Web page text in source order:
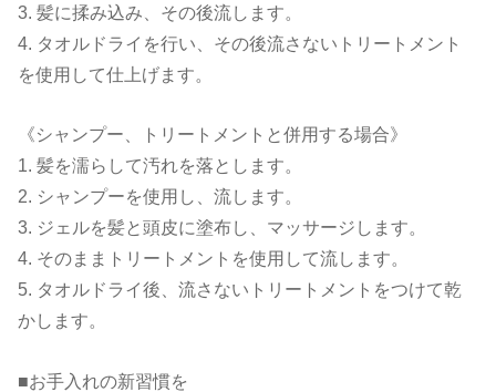
3. 髪に揉み込み、その後流します。
4. タオルドライを行い、その後流さないトリートメント
を使用して仕上げます。
《シャンプー、トリートメントと併用する場合》
1. 髪を濡らして汚れを落とします。
2. シャンプーを使用し、流します。
3. ジェルを髪と頭皮に塗布し、マッサージします。
4. そのままトリートメントを使用して流します。
5. タオルドライ後、流さないトリートメントをつけて乾
かします。
■お手入れの新習慣を